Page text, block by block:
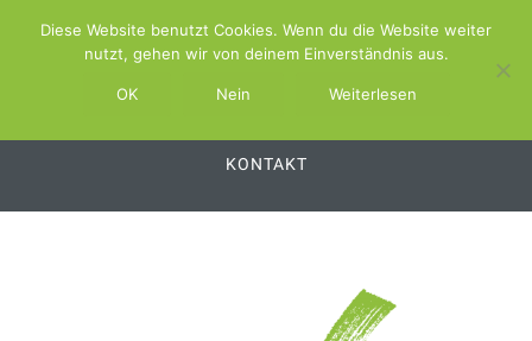
ABOUT SCHWIMMBAD.TV
KONTAKT
Diese Website benutzt Cookies. Wenn du die Website weiter
nutzt, gehen wir von deinem Einverständnis aus.
OK Nein Weiterlesen